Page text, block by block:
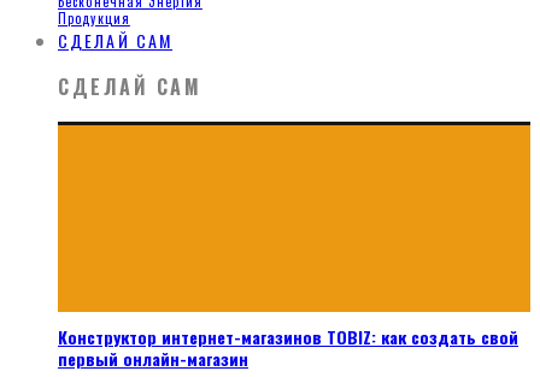
Продукция
СДЕЛАЙ САМ
СДЕЛАЙ САМ
Конструктор интернет-магазинов TOBIZ: как создать свой
первый онлайн-магазин